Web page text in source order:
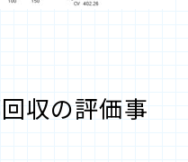
収の評価事